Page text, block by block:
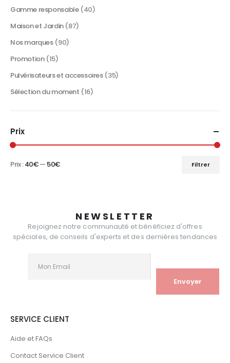
Gamme responsable (40)
Maison et Jardin (87)
Nos marques (90)
Promotion (15)
Pulvérisateurs et accessoires (35)
Sélection du moment (16)
Prix
Filtrer
Prix :40€— 50€
NEWSLETTER
Rejoignez notre communauté et bénéficiez d'offres
spéciales, de conseils d'experts et des dernières tendances
SERVICE CLIENT
Aide et FAQs
Contact Service Client